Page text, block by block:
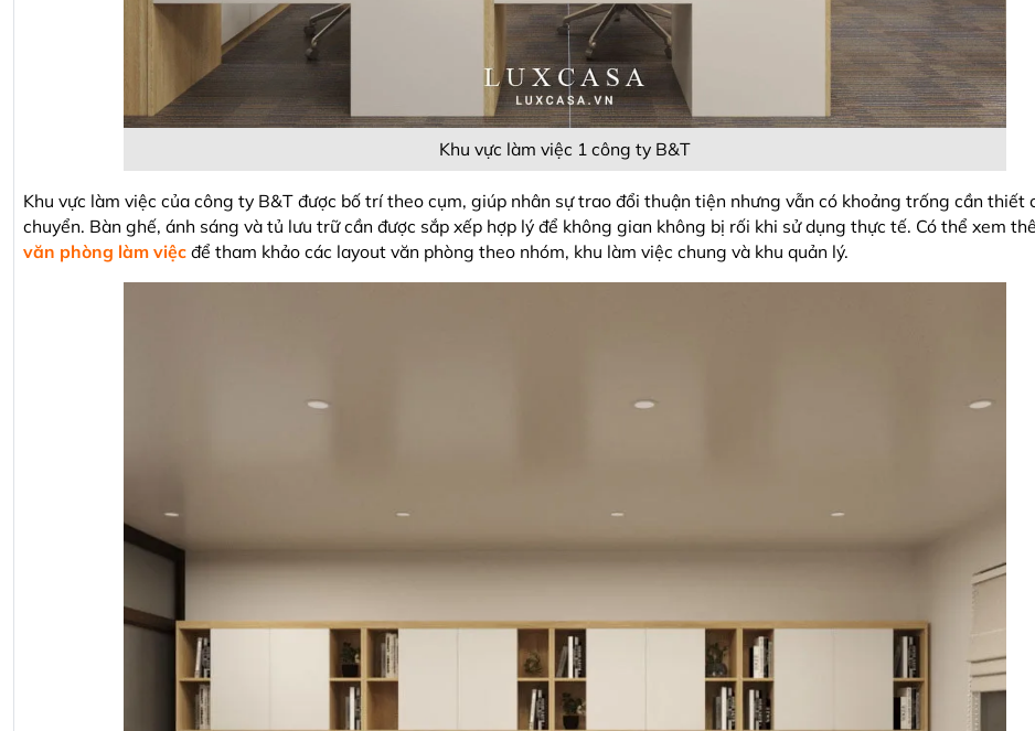
Khu vực làm việc 1 công ty B&T
Khu vực làm việc của công ty B&T được bố trí theo cụm, giúp nhân sự trao đổi thuận tiện nhưng vẫn có khoảng trống cần thiết
chuyển. Bàn ghế, ánh sáng và tủ lưu trữ cần được sắp xếp hợp lý để không gian không bị rối khi sử dụng thực tế. Có thể xem
văn phòng làm việc để tham khảo các layout văn phòng theo nhóm, khu làm việc chung và khu quản lý.